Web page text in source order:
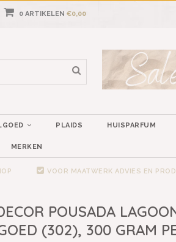
0 ARTIKELEN €0,00
PLAIDS HUISPARFUM
MERKEN
VOOR MAATWERK ADVIES EN
POUSADA
(302), 300 GRAM